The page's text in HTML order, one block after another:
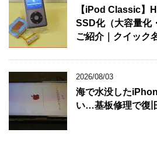
【iPod Classic】
SSD化（大容量化
ご紹介｜クイック
2026/08/03
海で水没した
い…基板修理で復